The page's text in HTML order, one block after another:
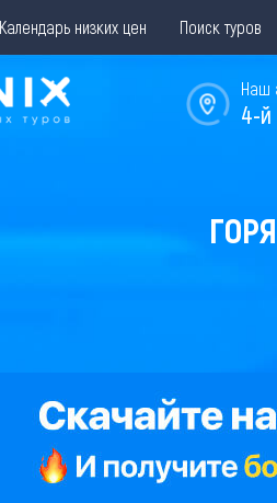
Календарь низких цен Поиск туров
Наш
4-й